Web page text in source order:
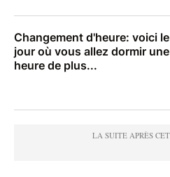
Changement d'heure: voici le
jour où vous allez dormir une
heure de plus...